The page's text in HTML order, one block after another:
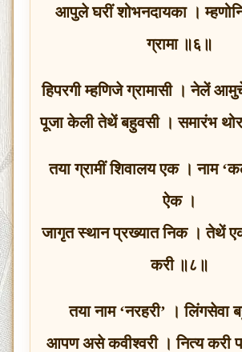
आपुले घरीं शोभनदायका ।
ग्रामा ॥६॥
हिपरगी म्हणिजे ग्रामासी । नेलें
पूजा केली तेथें बहुवसी । समारंभ
तया ग्रामीं शिवालय एक । नाम
ऐक ।
जागृत स्थान प्रख्यात निक । तेथें
करी ॥८॥
तया नाम ‘नरहरी’ । लिंगसेवा
आपण असे कवीश्वरी । नित्य करी